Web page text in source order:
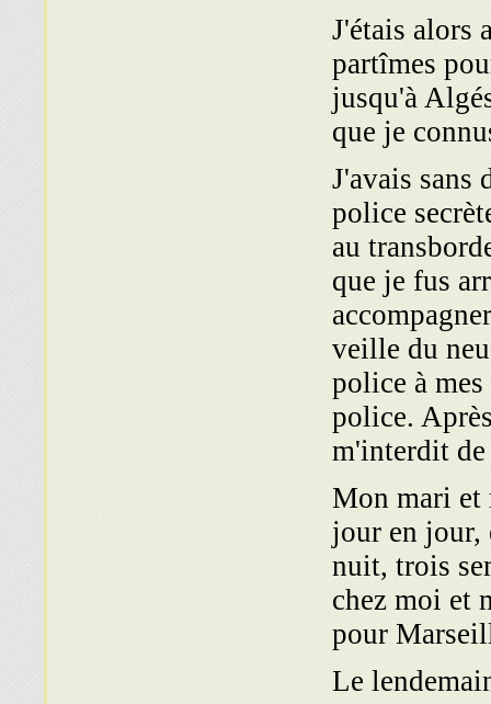
J'étais alors
partîmes
jusqu'à
que je
J'avais sans
police
au
que je fus
veille du
police à mes
police.
m'interdit de
Mon mari et
jour en jour,
nuit, trois
chez moi et
pour
Le